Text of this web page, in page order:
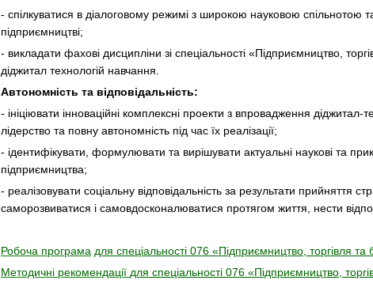
- спілкуватися в діалоговому режимі з широкою науковою спільнотою
підприємництві;
- викладати фахові дисципліни зі спеціальності «Підприємництво,
діджитал технологій навчання.
Автономність та відповідальність:
- ініціювати інноваційні комплексні проекти з впровадження діджитал-
лідерство та повну автономність під час їх реалізації;
- ідентифікувати, формулювати та вирішувати актуальні наукові та
підприємництва;
- реалізовувати соціальну відповідальність за результати прийняття
саморозвиватися і самовдосконалюватися протягом життя, нести
Робоча програма для спеціальності 076 «Підприємництво, торгівля та
Методичні рекомендації для спеціальності 076 «Підприємництво,